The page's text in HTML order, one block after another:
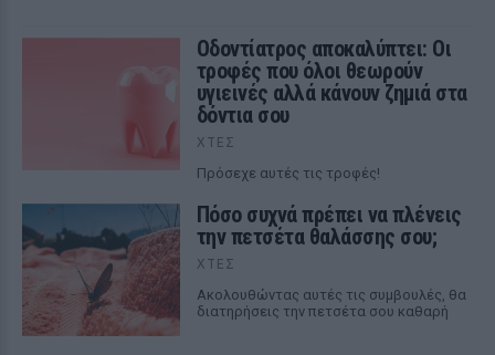
Οδοντίατρος αποκαλύπτει: Οι
τροφές που όλοι θεωρούν
υγιεινές αλλά κάνουν ζημιά στα
δόντια σου
ΧΤΕΣ
Πρόσεχε αυτές τις τροφές!
Πόσο συχνά πρέπει να πλένεις
την πετσέτα θαλάσσης σου;
ΧΤΕΣ
Ακολουθώντας αυτές τις συμβουλές, θα
διατηρήσεις την πετσέτα σου καθαρή